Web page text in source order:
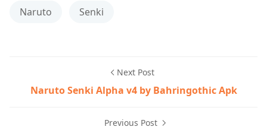
Naruto Senki
Next Post
Naruto Senki Alpha v4 by Bahringothic Apk
Previous Post